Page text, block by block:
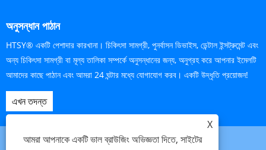
অনুসন্ধান পাঠান
HTSY® একটি পেশাদার কারখানা। চিকিৎসা সামগ্রী, পুনর্বাসন ডিভাইস, ডেন্টাল ইন্সট্রুমেন্ট এবং
অন্য চিকিৎসা সামগ্রী বা মূল্য তালিকা সম্পর্কে অনুসন্ধানের জন্য, অনুগ্রহ করে আপনার ইমেলটি
আমাদের কাছে পাঠান এবং আমরা 24 ঘন্টার মধ্যে যোগাযোগ করব। একটি উদ্ধৃতি প্রয়োজন!
এখন তদন্ত
X
আমরা আপনাকে একটি ভাল ব্রাউজিং অভিজ্ঞতা দিতে, সাইটের